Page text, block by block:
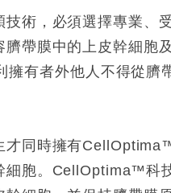
術，必須選擇專業、
帶膜中的上皮幹細胞
有者外他人不得從臍
同時擁有
細胞。CellOptima™科